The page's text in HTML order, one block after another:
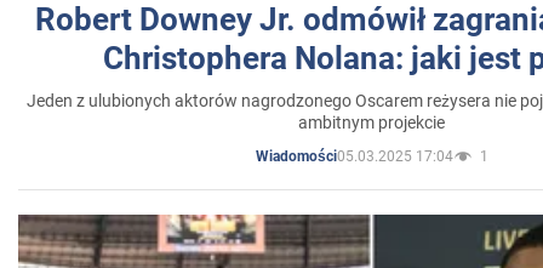
Robert Downey Jr. odmówił
Christophera Nolana: jaki jest
Jeden z ulubionych aktorów nagrodzonego Oscarem reżysera nie
ambitnym projekcie
Wiadomości05.03.2025 17:04 1